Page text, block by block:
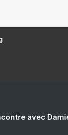
avec